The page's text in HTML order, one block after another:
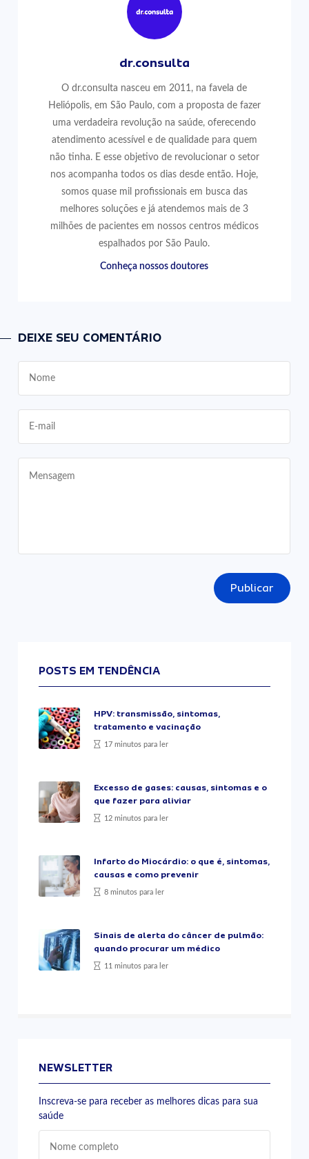
dr.consulta
O dr.consulta nasceu em 2011, na favela de
Heliópolis, em São Paulo, com a proposta de fazer
uma verdadeira revolução na saúde, oferecendo
atendimento acessível e de qualidade para quem
não tinha. E esse objetivo de revolucionar o setor
nos acompanha todos os dias desde então. Hoje,
somos quase mil profissionais em busca das
melhores soluções e já atendemos mais de 3
milhões de pacientes em nossos centros médicos
espalhados por São Paulo.
Conheça nossos doutores
DEIXE SEU COMENTÁRIO
Publicar
POSTS EM TENDÊNCIA
HPV: transmissão, sintomas,
tratamento e vacinação
17 minutos para ler
Excesso de gases: causas, sintomas e o
que fazer para aliviar
12 minutos para ler
Infarto do Miocárdio: o que é, sintomas,
causas e como prevenir
8 minutos para ler
Sinais de alerta do câncer de pulmão:
quando procurar um médico
11 minutos para ler
NEWSLETTER
Inscreva-se para receber as melhores dicas para sua
saúde